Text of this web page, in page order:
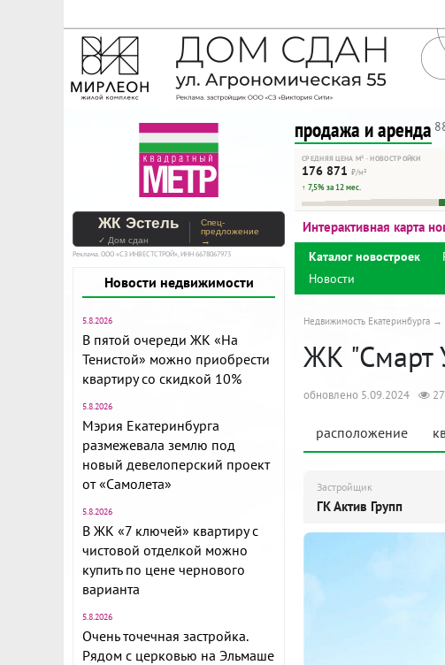
На Метре реклама - только
Помогайте независимому
продажа и аренда
СРЕДНЯЯ ЦЕНА М² · НОВОСТРОЙКИ
176 871 ₽/м²
↑ 7,5% за 12 мес.
ЖК Эстель
✓ Дом сдан
Спец-
предложение
→
Реклама. ООО «СЗ ИНВЕСТСТРОЙ», ИНН 6678067973
Новости недвижимости
5.8.2026
В пятой очереди ЖК «На
Тенистой» можно приобрести
квартиру со скидкой 10%
5.8.2026
Мэрия Екатеринбурга
размежевала землю под
новый девелоперский проект
от «Самолета»
5.8.2026
В ЖК «7 ключей» квартиру с
чистовой отделкой можно
купить по цене чернового
варианта
5.8.2026
Очень точечная застройка.
Рядом с церковью на Эльмаше
Интерактивная карта
Каталог новостроек
Новости
Недвижимость Екатеринбурга
ЖК "Смарт
обновлено 5.09.2024
расположение
Застройщик
ГК Актив Групп